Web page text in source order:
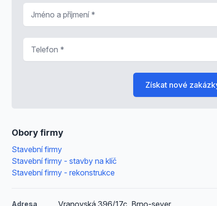
Obory firmy
Stavební firmy
Stavební firmy - stavby na klíč
Stavební firmy - rekonstrukce
Adresa Vranovská 396/17c, Brno-sever
Získat nové